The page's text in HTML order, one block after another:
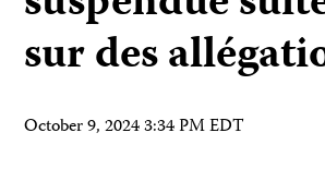
sur des
October 9, 2024 3:34 PM EDT